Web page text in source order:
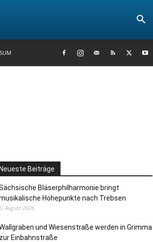
Beiträge
Bläserphilharmonie bringt
Höhepunkte nach Trebsen
August 2026
und Wiesenstraße werden in Grimma
Einbahnstraße